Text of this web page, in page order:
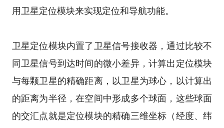
用卫星定位模块来实现定位和导航功能。
卫星定位模块内置了卫星信号接收器，通过比较不
同卫星信号到达时间的微小差异，计算出定位模块
与每颗卫星的精确距离，以卫星为球心，以计算出
的距离为半径，在空间中形成多个球面，这些球面
的交汇点就是定位模块的精确三维坐标（经度、纬